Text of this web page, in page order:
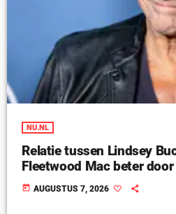
NU.NL
Relatie tussen Lindsey
Fleetwood Mac beter
today AUGUSTUS 7, 2026